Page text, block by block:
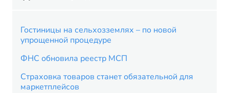
Гостиницы на сельхозземлях – по новой
упрощенной процедуре
ФНС обновила реестр МСП
Страховка товаров станет обязательной для
маркетплейсов